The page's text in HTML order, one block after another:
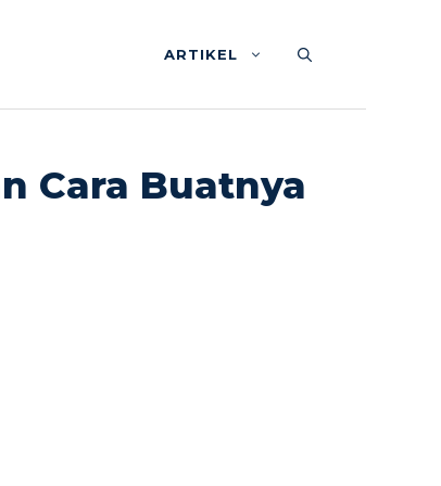
ARTIKEL
Cara Buatnya